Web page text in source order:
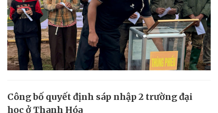
Công bố quyết định sáp nhập 2 trường đại
học ở Thanh Hóa